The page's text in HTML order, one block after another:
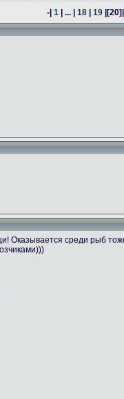
-| 1 | ... | 18 | 19 |[20]
Оказывается среди рыб